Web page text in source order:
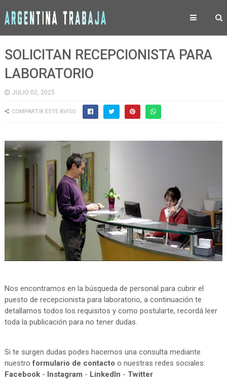
SOLICITAN RECEPCIONISTA PARA
LABORATORIO
JULIO 02, 2025
COMPARTIR ESTE AVISO:
Nos encontramos en la búsqueda de personal para cubrir el
puesto de recepcionista para laboratorio, a continuación te
detallamos todos los requisitos y como postularte, recordá leer
toda la publicación para no tener dudas.
Si te surgen dudas podes hacernos una consulta mediante
nuestroformulario de contacto o nuestras redes sociales:
Facebook- Instagram - LinkedIn - Twitter